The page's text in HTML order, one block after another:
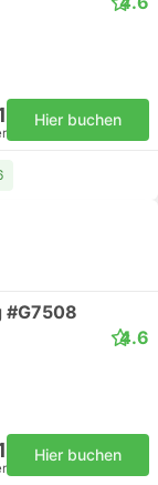
Hier buchen
#G7508
4.6
Hier buchen